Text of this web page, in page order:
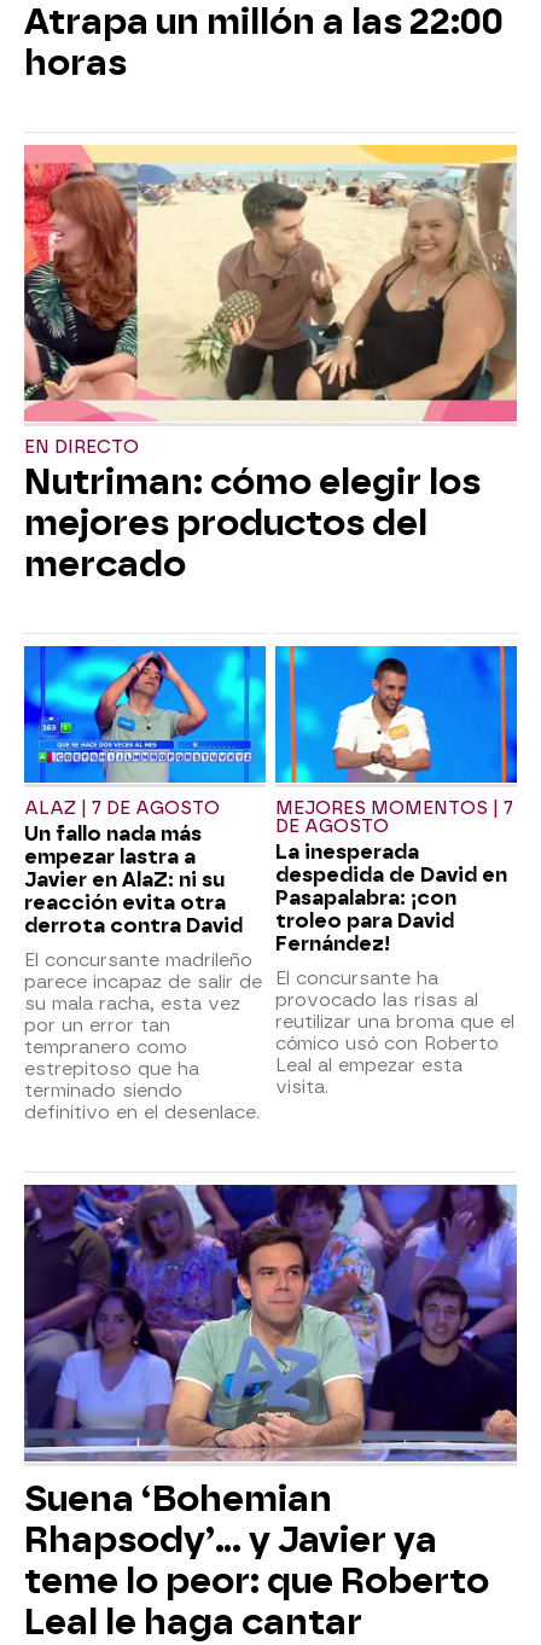
Atrapa un millón a las 22:00
horas
EN DIRECTO
Nutriman: cómo elegir los
mejores productos del
mercado
ALAZ | 7 DE AGOSTO
Un fallo nada más
empezar lastra a
Javier en AlaZ: ni su
reacción evita otra
derrota contra David
El concursante madrileño
parece incapaz de salir de
su mala racha, esta vez
por un error tan
tempranero como
estrepitoso que ha
terminado siendo
definitivo en el desenlace.
MEJORES MOMENTOS | 7
DE AGOSTO
La inesperada
despedida de David en
Pasapalabra: ¡con
troleo para David
Fernández!
El concursante ha
provocado las risas al
reutilizar una broma que el
cómico usó con Roberto
Leal al empezar esta
visita.
Suena ‘Bohemian
Rhapsody’... y Javier ya
teme lo peor: que Roberto
Leal le haga cantar